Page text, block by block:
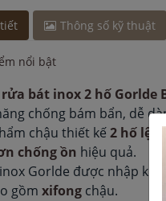
-ở Quảng Ninh đã đặt máy
Thông số kỹ thuật
nổi bật
bát inox 2 hố Gorlde
chống bám bẩn, dễ
chậu thiết kế2 hố lệch
chống ồn hiệu quả.
Gorlde được nhập
gồm xifong chậu.